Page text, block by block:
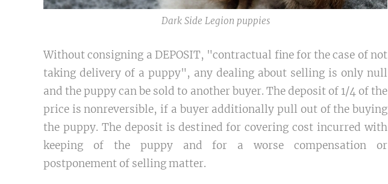
Dark Side Legion puppies
Without consigning a DEPOSIT, "contractual fine for the case of not
taking delivery of a puppy", any dealing about selling is only null
and the puppy can be sold to another buyer. The deposit of 1/4 of the
price is nonreversible, if a buyer additionally pull out of the buying
the puppy. The deposit is destined for covering cost incurred with
keeping of the puppy and for a worse compensation or
postponement of selling matter.